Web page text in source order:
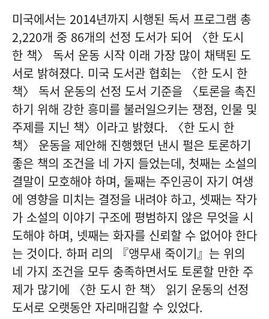
미국에서는 2014년까지 시행된 독서 프로그램 총
2,220개 중 86개의 선정 도서가 되어 〈한 도시
한 책〉 독서 운동 시작 이래 가장 많이 채택된 도
서로 밝혀졌다. 미국 도서관 협회는 〈한 도시 한
책〉 독서 운동의 선정 도서 기준을 〈토론을 촉진
하기 위해 강한 흥미를 불러일으키는 쟁점, 인물 및
주제를 지닌 책〉이라고 밝혔다. 〈한 도시 한
책〉 운동을 제안해 진행했던 낸시 펄은 토론하기
좋은 책의 조건을 네 가지 들었는데, 첫째는 소설의
결말이 모호해야 하며, 둘째는 주인공이 자기 여생
에 영향을 미치는 결정을 내려야 하고, 셋째는 작가
가 소설의 이야기 구조에 평범하지 않은 무엇을 시
도해야 하며, 넷째는 화자를 신뢰할 수 없어야 한다
는 것이다. 하퍼 리의 『앵무새 죽이기』는 위의
네 가지 조건을 모두 충족하면서도 토론할 만한 주
제가 많기에 〈한 도시 한 책〉 읽기 운동의 선정
도서로 오랫동안 자리매김할 수 있었다.